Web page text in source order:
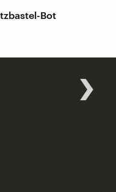
Bot
›